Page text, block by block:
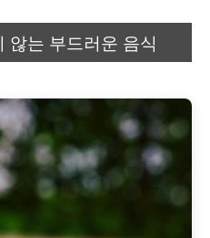
않는 부드러운 음식